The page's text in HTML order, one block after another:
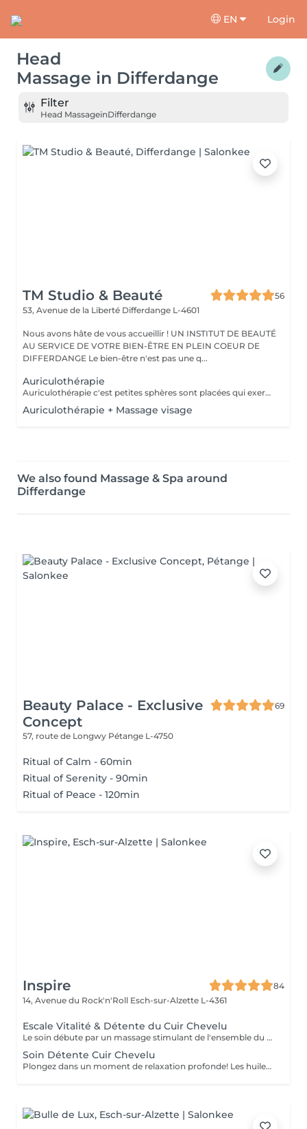
EN Login
Head
Massage in Differdange
Filter
Head MassageinDifferdange
TM Studio & Beauté
56
53, Avenue de la Liberté Differdange L-4601
Nous avons hâte de vous accueillir ! UN INSTITUT DE BEAUTÉ
AU SERVICE DE VOTRE BIEN-ÊTRE EN PLEIN COEUR DE
DIFFERDANGE Le bien-être n'est pas une q...
Auriculothérapie
Auriculothérapie c'est petites sphères sont placées qui exercent une pression aux points réflexes de l'oreille. Ils peuvent aider à soulager la douleur, l'anxiété, le stress, inconfort, syndrome prémenstruel, entre autres
Auriculothérapie + Massage visage
We also found Massage & Spa around
Differdange
Beauty Palace - Exclusive
Concept
69
57, route de Longwy Pétange L-4750
Ritual of Calm - 60min
Ritual of Serenity - 90min
Ritual of Peace - 120min
Inspire
84
14, Avenue du Rock'n'Roll Esch-sur-Alzette L-4361
Escale Vitalité & Détente du Cuir Chevelu
Le soin débute par un massage stimulant de l'ensemble du cuir chevelu afin d'activer la microcirculation et favoriser la vitalité du cheveu. Une huile botanique rafraîchissante est appliquée sur les racines pour purifier le cuir chevelu, apporter une agréable sensation de fraîcheur et contribuer à son équilibre naturel. Une seconde huile au Neem et Coco est ensuite travaillée sur les longueurs et les pointes afin de nourrir, assouplir et protéger la fibre capillaire face aux agressions estivales telles que le soleil, le vent ou les baignades. Les manuvres lentes, enveloppantes et répétitives procurent une profonde sensation de relâchement. Les tensions accumulées se dissipent progressivement tandis que le corps et l'esprit s'abandonnent à une détente profonde. Les cheveux retrouvent douceur, souplesse et éclat, tandis que le cuir chevelu bénéficie d'un véritable bain de fraîcheur. Une parenthèse de bien-être et de calme entre deux soirées terrasses au soleil !
Soin Détente Cuir Chevelu
Plongez dans un moment de relaxation profonde! Les huiles naturelles au Neem stimulent le cuir chevelu et la pousse des cheveux. Le massage de la tête, du cuir chevelu et de la nuque vous emporte dans un doux moment de détente.